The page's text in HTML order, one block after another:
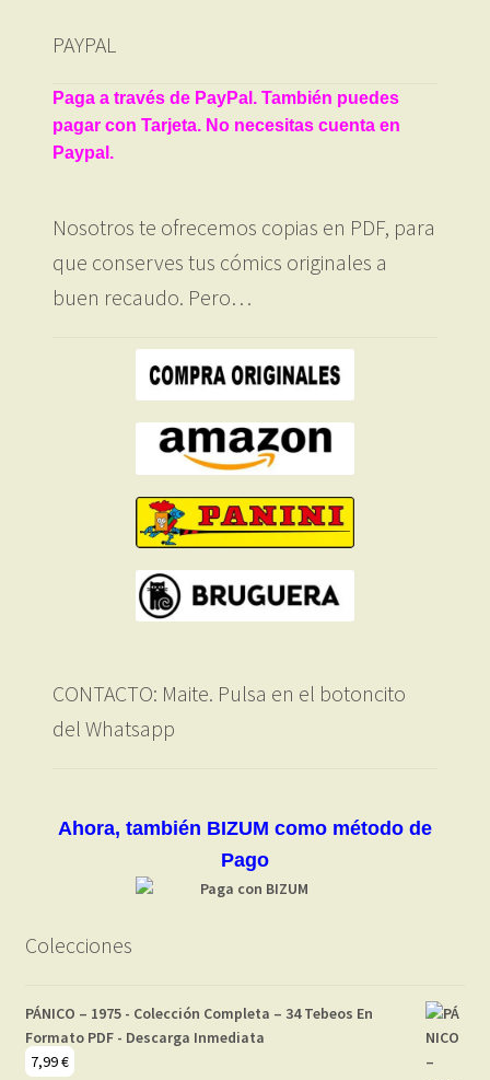
PAYPAL
Paga a través de PayPal. También puedes
pagar con Tarjeta. No necesitas cuenta en
Paypal.
Nosotros te ofrecemos copias en PDF, para
que conserves tus cómics originales a
buen recaudo. Pero…
CONTACTO: Maite. Pulsa en el botoncito
del Whatsapp
Ahora, también BIZUM como método de
Pago
Colecciones
PÁNICO – 1975 - Colección Completa – 34 Tebeos En
Formato PDF - Descarga Inmediata
7,99€